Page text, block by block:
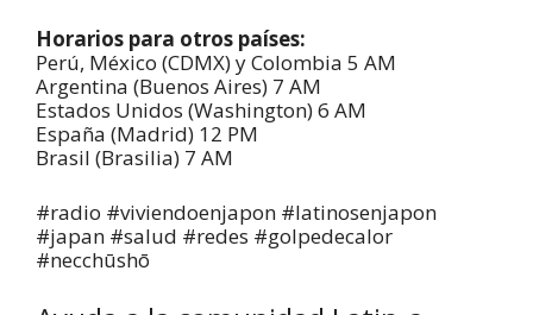
Horarios para otros países:
Perú, México (CDMX) y Colombia 5 AM
Argentina (Buenos Aires) 7 AM
Estados Unidos (Washington) 6 AM
España (Madrid) 12 PM
Brasil (Brasilia) 7 AM
#radio #viviendoenjapon #latinosenjapon
#japan #salud #redes #golpedecalor
#necchūshō